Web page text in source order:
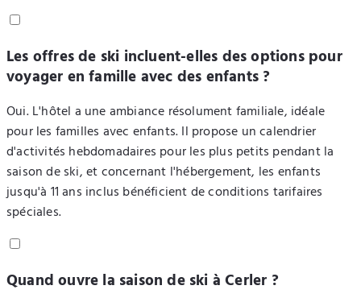
Les offres de ski incluent-elles des options pour
voyager en famille avec des enfants ?
Oui. L'hôtel a une ambiance résolument familiale, idéale
pour les familles avec enfants. Il propose un calendrier
d'activités hebdomadaires pour les plus petits pendant la
saison de ski, et concernant l'hébergement, les enfants
jusqu'à 11 ans inclus bénéficient de conditions tarifaires
spéciales.
Quand ouvre la saison de ski à Cerler ?